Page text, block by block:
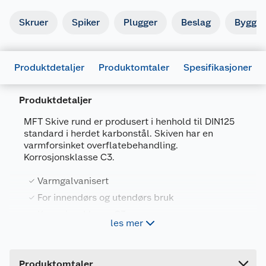
Skruer Spiker Plugger Beslag
Produktdetaljer Produktomtaler Spesifikasjoner
Produktdetaljer
MFT Skive rund er produsert i henhold til DIN125
standard i herdet karbonstål. Skiven har en
varmforsinket overflatebehandling.
Korrosjonsklasse C3.
Varmgalvanisert
For innendørs og utendørs bruk
les mer
Generelt
Leverandørens artikkelnummer